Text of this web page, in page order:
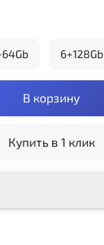
В корзину
Купить в 1 клик
6+128Gb